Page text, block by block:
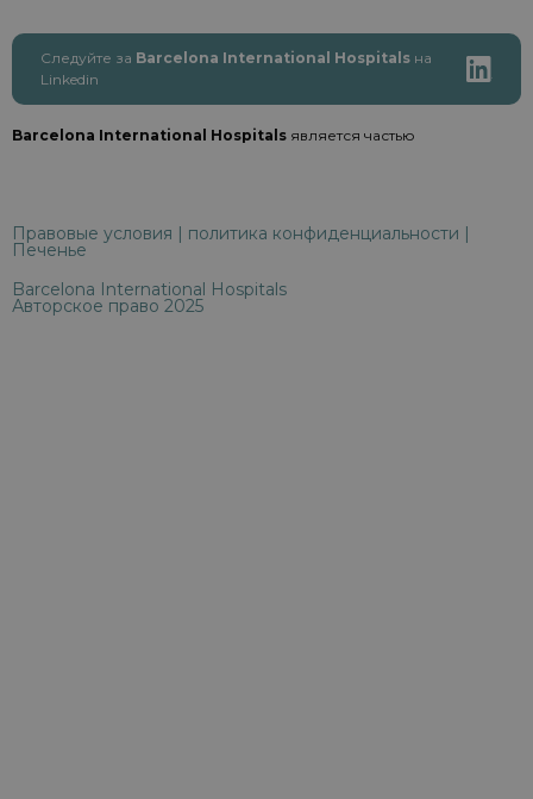
Следуйте за Barcelona International Hospitals на
Linkedin
Barcelona International Hospitals является частью
Правовые условия | политика конфиденциальности |
Печенье
Barcelona International Hospitals
Авторское право 2025